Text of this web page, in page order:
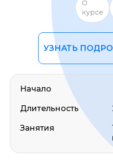
О
курсе
УЗНАТЬ
Начало
Длительность
Занятия